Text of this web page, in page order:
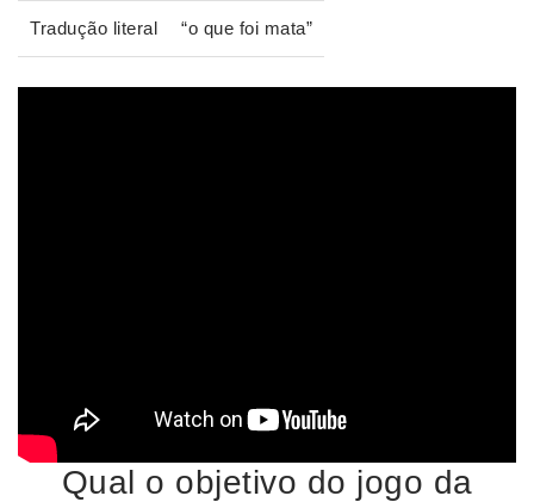
Tradução literal “o que foi mata”
Qual o objetivo do jogo da